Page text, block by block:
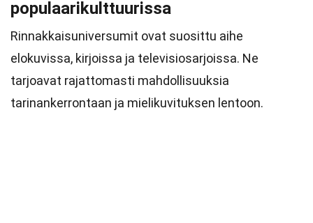
populaarikulttuurissa
Rinnakkaisuniversumit ovat suosittu aihe
elokuvissa, kirjoissa ja televisiosarjoissa. Ne
tarjoavat rajattomasti mahdollisuuksia
tarinankerrontaan ja mielikuvituksen lentoon.